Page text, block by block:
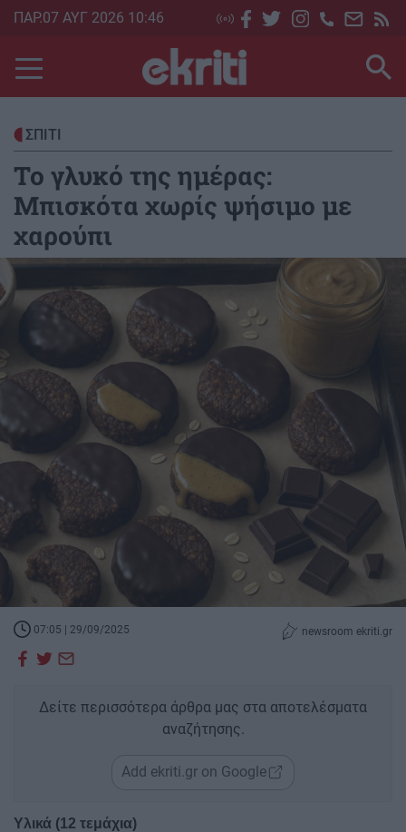
Skip
main
content
ΠΑΡ.07 ΑΥΓ 2026 10:46
ΣΠΙΤΙ
Το γλυκό της ημέρας:
Μπισκότα χωρίς ψήσιμο με
χαρούπι
07:05 | 29/09/2025 newsroom ekriti.gr
Δείτε περισσότερα άρθρα μας στα αποτελέσματα
αναζήτησης.
Add ekriti.gr on Google
Υλικά (12 τεμάχια)